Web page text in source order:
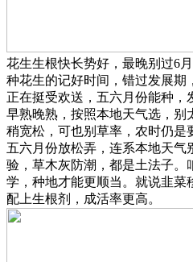
花生生根快长势好，最晚别过6
种花生的记好时间，错过发展期
正在挺受欢送，五六月份能种
早熟晚熟，按照本地天气选，别
稍宽松，可也别草率，农时仍是
五六月份放松弄，连系本地天
验，草木灰防潮，都是土法子。
学，种地才能更顺当。就说韭菜
配上生根剂，成活率更高。